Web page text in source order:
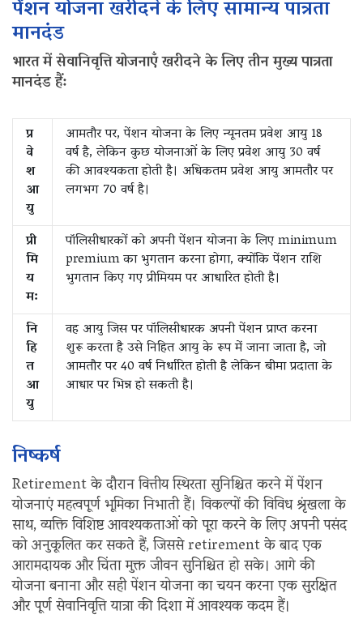
पेंशन योजना खरीदने के लिए सामान्य पात्रता
मानदंड
भारत में सेवानिवृत्ति योजनाएँ खरीदने के लिए तीन मुख्य पात्रता
मानदंड हैं:
प्र
वे
श
आ
यु
आमतौर पर, पेंशन योजना के लिए न्यूनतम प्रवेश आयु 18
वर्ष है, लेकिन कुछ योजनाओं के लिए प्रवेश आयु 30 वर्ष
की आवश्यकता होती है। अधिकतम प्रवेश आयु आमतौर पर
लगभग 70 वर्ष है।
प्री
मि
य
म:
पॉलिसीधारकों को अपनी पेंशन योजना के लिए minimum
premium का भुगतान करना होगा, क्योंकि पेंशन राशि
भुगतान किए गए प्रीमियम पर आधारित होती है।
नि
हि
त
आ
यु
वह आयु जिस पर पॉलिसीधारक अपनी पेंशन प्राप्त करना
शुरू करता है उसे निहित आयु के रूप में जाना जाता है, जो
आमतौर पर 40 वर्ष निर्धारित होती है लेकिन बीमा प्रदाता के
आधार पर भिन्न हो सकती है।
निष्कर्ष
Retirement के दौरान वित्तीय स्थिरता सुनिश्चित करने में पेंशन
योजनाएं महत्वपूर्ण भूमिका निभाती हैं। विकल्पों की विविध श्रृंखला के
साथ, व्यक्ति विशिष्ट आवश्यकताओं को पूरा करने के लिए अपनी पसंद
को अनुकूलित कर सकते हैं, जिससे retirement के बाद एक
आरामदायक और चिंता मुक्त जीवन सुनिश्चित हो सके। आगे की
योजना बनाना और सही पेंशन योजना का चयन करना एक सुरक्षित
और पूर्ण सेवानिवृत्ति यात्रा की दिशा में आवश्यक कदम हैं।